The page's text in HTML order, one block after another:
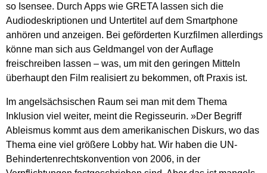
so Isensee. Durch Apps wie GRETA lassen sich die
Audiodeskriptionen und Untertitel auf dem Smartphone
anhören und anzeigen. Bei geförderten Kurzfilmen allerdings
könne man sich aus Geldmangel von der Auflage
freischreiben lassen – was, um mit den geringen Mitteln
überhaupt den Film realisiert zu bekommen, oft Praxis ist.
Im angelsächsischen Raum sei man mit dem Thema
Inklusion viel weiter, meint die Regisseurin. »Der Begriff
Ableismus kommt aus dem amerikanischen Diskurs, wo das
Thema eine viel größere Lobby hat. Wir haben die UN-
Behindertenrechtskonvention von 2006, in der